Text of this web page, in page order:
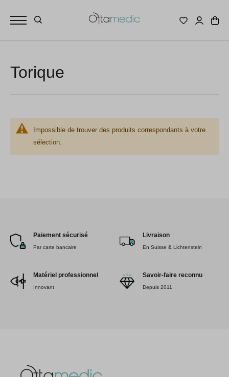
Torique
Impossible de trouver des produits correspondants à votre
sélection.
Paiement sécurisé
Par carte bancaire
Livraison
En Suisse & Lichtenstein
Matériel professionnel
Innovant
Savoir-faire reconnu
Depuis 2011